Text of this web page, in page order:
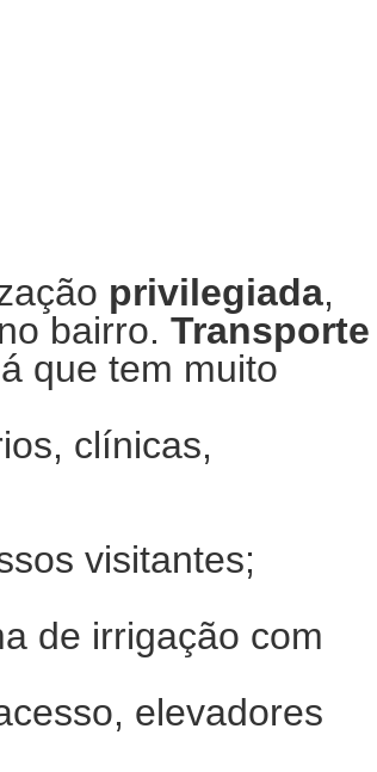
privilegiada,
bairro. Transporte
que tem muito
clínicas,
visitantes;
de irrigação com
elevadores